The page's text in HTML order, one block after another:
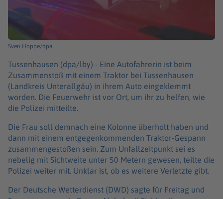
Sven Hoppe/dpa
Tussenhausen (dpa/lby) - Eine Autofahrerin ist beim
Zusammenstoß mit einem Traktor bei Tussenhausen
(Landkreis Unterallgäu) in ihrem Auto eingeklemmt
worden. Die Feuerwehr ist vor Ort, um ihr zu helfen, wie
die Polizei mitteilte.
Die Frau soll demnach eine Kolonne überholt haben und
dann mit einem entgegenkommenden Traktor-Gespann
zusammengestoßen sein. Zum Unfallzeitpunkt sei es
nebelig mit Sichtweite unter 50 Metern gewesen, teilte die
Polizei weiter mit. Unklar ist, ob es weitere Verletzte gibt.
Der Deutsche Wetterdienst (DWD) sagte für Freitag und